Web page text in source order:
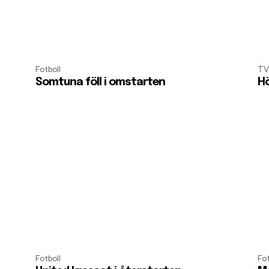
Fotboll
Somtuna föll i omstarten
TV
Fotboll